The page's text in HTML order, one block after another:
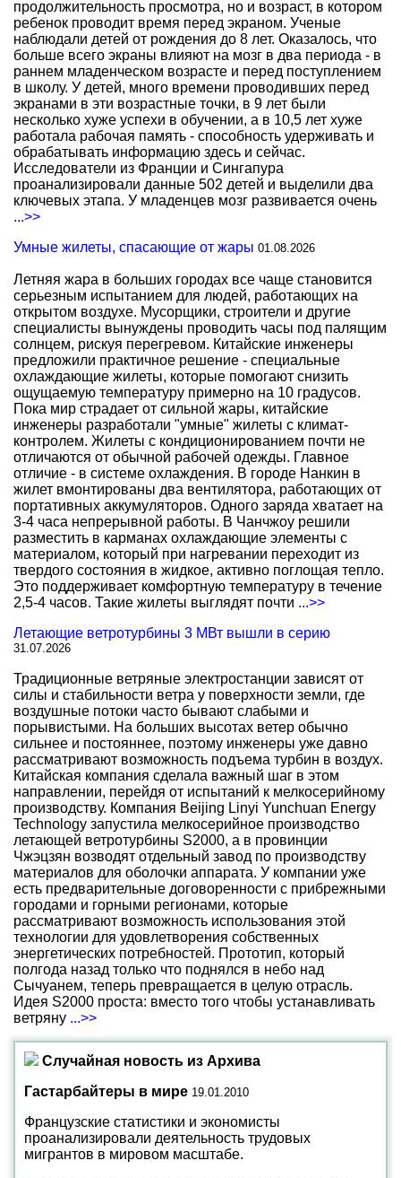
продолжительность просмотра, но и возраст, в котором
ребенок проводит время перед экраном. Ученые
наблюдали детей от рождения до 8 лет. Оказалось, что
больше всего экраны влияют на мозг в два периода - в
раннем младенческом возрасте и перед поступлением
в школу. У детей, много времени проводивших перед
экранами в эти возрастные точки, в 9 лет были
несколько хуже успехи в обучении, а в 10,5 лет хуже
работала рабочая память - способность удерживать и
обрабатывать информацию здесь и сейчас.
Исследователи из Франции и Сингапура
проанализировали данные 502 детей и выделили два
ключевых этапа. У младенцев мозг развивается очень
...>>
Умные жилеты, спасающие от жары 01.08.2026
Летняя жара в больших городах все чаще становится
серьезным испытанием для людей, работающих на
открытом воздухе. Мусорщики, строители и другие
специалисты вынуждены проводить часы под палящим
солнцем, рискуя перегревом. Китайские инженеры
предложили практичное решение - специальные
охлаждающие жилеты, которые помогают снизить
ощущаемую температуру примерно на 10 градусов.
Пока мир страдает от сильной жары, китайские
инженеры разработали "умные" жилеты с климат-
контролем. Жилеты с кондиционированием почти не
отличаются от обычной рабочей одежды. Главное
отличие - в системе охлаждения. В городе Нанкин в
жилет вмонтированы два вентилятора, работающих от
портативных аккумуляторов. Одного заряда хватает на
3-4 часа непрерывной работы. В Чанчжоу решили
разместить в карманах охлаждающие элементы с
материалом, который при нагревании переходит из
твердого состояния в жидкое, активно поглощая тепло.
Это поддерживает комфортную температуру в течение
2,5-4 часов. Такие жилеты выглядят почти ...>>
Летающие ветротурбины 3 МВт вышли в серию
31.07.2026
Традиционные ветряные электростанции зависят от
силы и стабильности ветра у поверхности земли, где
воздушные потоки часто бывают слабыми и
порывистыми. На больших высотах ветер обычно
сильнее и постояннее, поэтому инженеры уже давно
рассматривают возможность подъема турбин в воздух.
Китайская компания сделала важный шаг в этом
направлении, перейдя от испытаний к мелкосерийному
производству. Компания Beijing Linyi Yunchuan Energy
Technology запустила мелкосерийное производство
летающей ветротурбины S2000, а в провинции
Чжэцзян возводят отдельный завод по производству
материалов для оболочки аппарата. У компании уже
есть предварительные договоренности с прибрежными
городами и горными регионами, которые
рассматривают возможность использования этой
технологии для удовлетворения собственных
энергетических потребностей. Прототип, который
полгода назад только что поднялся в небо над
Сычуанем, теперь превращается в целую отрасль.
Идея S2000 проста: вместо того чтобы устанавливать
ветряну ...>>
Случайная новость из Архива
Гастарбайтеры в мире 19.01.2010
Французские статистики и экономисты
проанализировали деятельность трудовых
мигрантов в мировом масштабе.